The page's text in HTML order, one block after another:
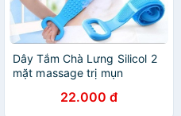
Dây Tắm Chà Lưng Silicol 2
mặt massage trị mụn
22.000 đ